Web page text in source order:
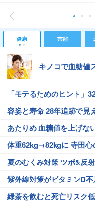
健康 芸能
キノコで血糖値
「モテるためのヒント」
容姿と寿命 28年追跡で見
あたりめ 血糖値を上げな
体重62kg→82kgに 寺田心
夏のむくみ対策 ツボ&反
紫外線対策がビタミンD
緑茶を飲むと死亡リスク